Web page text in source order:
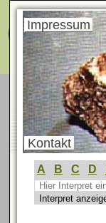
Impressum
Kontakt
A B C D